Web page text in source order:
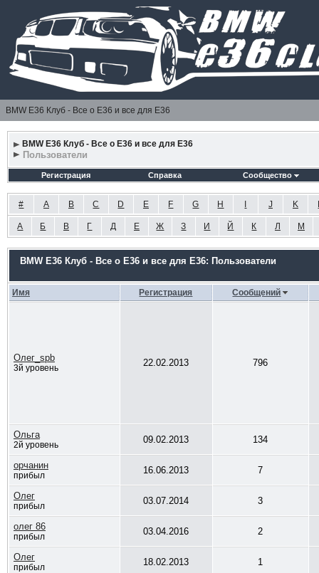
BMW E36 Клуб - Все о Е36 и все для Е36
BMW E36 Клуб - Все о Е36 и все для Е36
Пользователи
Регистрация Справка Сообщество
# A B C D E F G H J K
А Б В Г Д Е Ж З И Й К Л М
BMW E36 Клуб - Все о Е36 и все для Е36: Пользователи
Имя Регистрация Сообщений
Олег_spb
3й уровень 22.02.2013 796
Ольга
2й уровень 09.02.2013 134
орчанин
прибыл 16.06.2013 7
Олeг
прибыл 03.07.2014 3
олег 86
прибыл 03.04.2016 2
Олег
прибыл 18.02.2013 1